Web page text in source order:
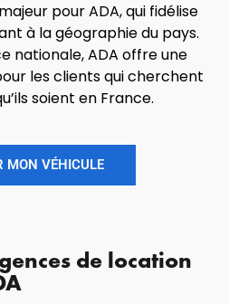
pour ADA, qui fidélise
à la géographie du pays.
nationale, ADA offre une
les clients qui cherchent
soient en France.
MON VÉHICULE
de location